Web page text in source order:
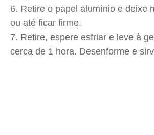
Retire o papel alumínio e deixe
ou até ficar firme.
Retire, espere esfriar e leve à
cerca de 1 hora. Desenforme e